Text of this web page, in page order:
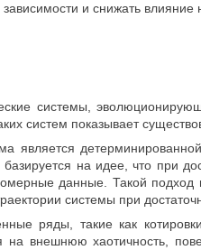
и снижать
системы,
систем показывает
является
на идее, что при
данные. Такой подход
системы при
ряды, такие как
внешнюю хаотичность,